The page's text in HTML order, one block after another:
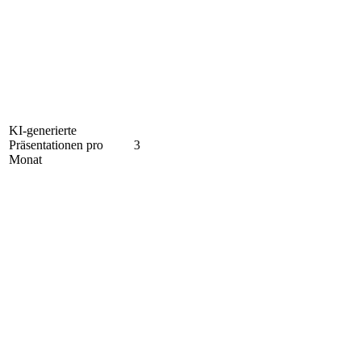
KI-generierte
Präsentationen pro
Monat
3